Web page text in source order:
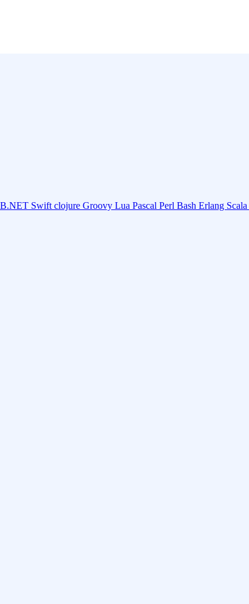
Swift clojure Groovy Lua Pascal Perl Bash Erlang Scala